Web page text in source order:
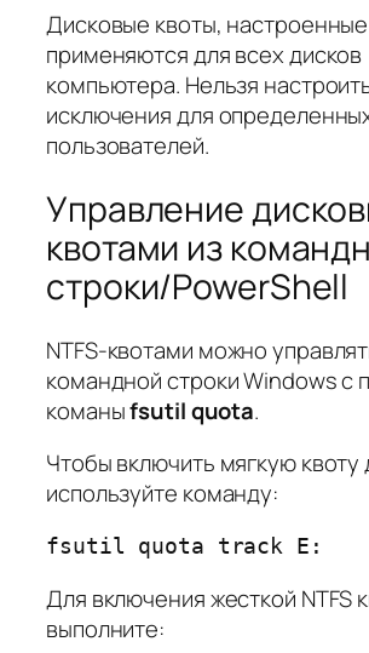
Дисковые квоты, настроенные
применяются для всех дисков
компьютера. Нельзя
исключения для
пользователей.
Управление
квотами из
строки/PowerShell
NTFS-квотами можно
командной строки Windows
команыfsutil quota.
Чтобы включить мягкую квоту
используйте команду:
fsutil quota track E:
Для включения жесткой NTFS
выполните: